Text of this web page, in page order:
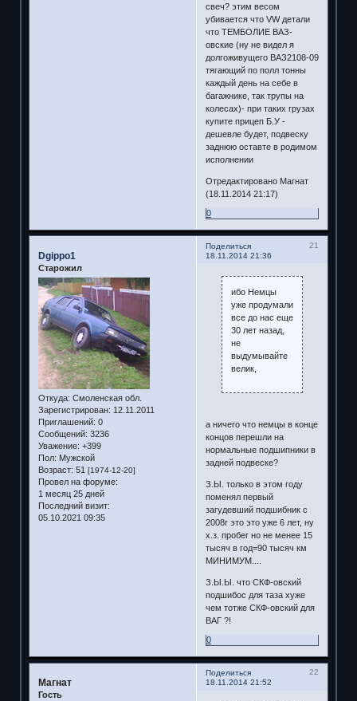
свеч? этим весом
убивается что VW детали
что ТЕМБОЛИЕ ВАЗ-
овские (ну не видел я
долгоживущего ВАЗ2108-09
тягающий по полл тонны
каждый день на себе в
багажнике, так трупы на
колесах)- при таких грузах
купите прицеп Б.У -
дешевле будет, подвеску
заднюю оставте в родимом
исполнении
Отредактировано Магнат
(18.11.2014 21:17)
0
Поделиться
21
18.11.2014 21:36
Dgippo1
Старожил
Откуда: Смоленская обл.
Зарегистрирован: 12.11.2011
Приглашений: 0
Сообщений: 3236
Уважение: +399
Пол: Мужской
Возраст: 51 [1974-12-20]
Провел на форуме:
1 месяц 25 дней
Последний визит:
05.10.2021 09:35
ибо Немцы
уже продумали
все до нас еще
30 лет назад,
не
выдумывайте
велик,
а ничего что немцы в конце
концов перешли на
нормальные подшипники в
задней подвеске?
З.Ы. только в этом году
поменял первый
загудевший подшибник с
2008г это это уже 6 лет, ну
х.з. пробег но не менее 15
тысяч в год=90 тысяч км
МИНИМУМ....
З.Ы.Ы. что СКФ-овский
подшибос для таза хуже
чем тотже СКФ-овский для
ВАГ ?!
0
Поделиться
22
18.11.2014 21:52
Магнат
Гость